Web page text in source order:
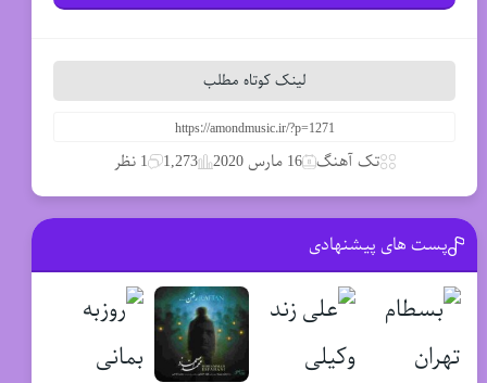
لینک کوتاه مطلب
تک آهنگ 16 مارس 2020 1,273 1 نظر
پست های پیشنهادی